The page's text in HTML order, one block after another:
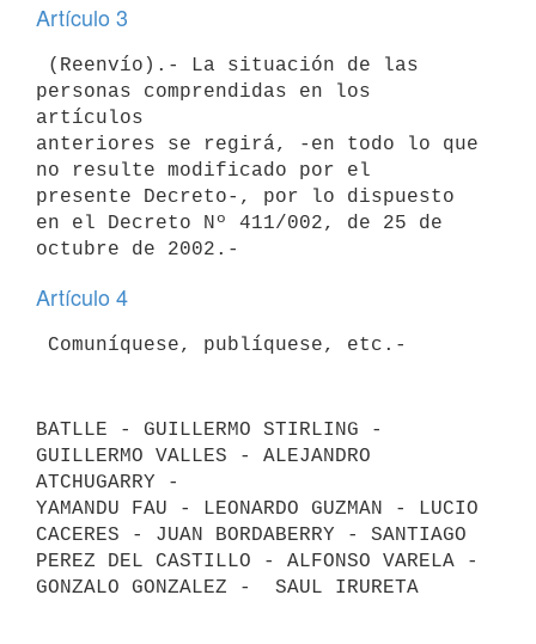
Artículo 3
personas comprendidas en los
artículos
anteriores se regirá, -en todo lo que
no resulte modificado por el
presente Decreto-, por lo dispuesto
en el Decreto Nº 411/002, de 25 de
Artículo 4
BATLLE - GUILLERMO STIRLING -
GUILLERMO VALLES - ALEJANDRO
ATCHUGARRY -
YAMANDU FAU - LEONARDO GUZMAN - LUCIO
CACERES - JUAN BORDABERRY - SANTIAGO
PEREZ DEL CASTILLO - ALFONSO VARELA -
GONZALO GONZALEZ -  SAUL IRURETA